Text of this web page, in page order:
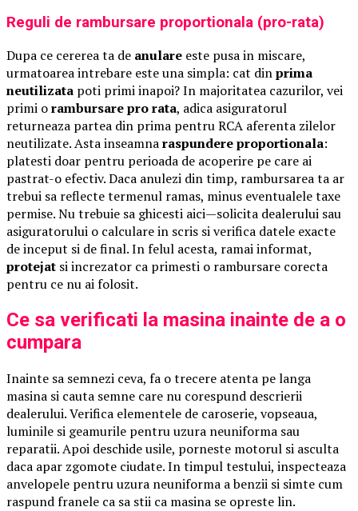
Reguli de rambursare proportionala (pro-rata)
Dupa ce cererea ta de anulare este pusa in miscare,
urmatoarea intrebare este una simpla: cat dinprima
neutilizata poti primi inapoi? In majoritatea cazurilor, vei
primi orambursare pro rata, adica asiguratorul
returneaza partea din prima pentru RCA aferenta zilelor
neutilizate. Asta inseamnaraspundere proportionala:
platesti doar pentru perioada de acoperire pe care ai
pastrat-o efectiv. Daca anulezi din timp, rambursarea ta ar
trebui sa reflecte termenul ramas, minus eventualele taxe
permise. Nu trebuie sa ghicesti aici—solicita dealerului sau
asiguratorului o calculare in scris si verifica datele exacte
de inceput si de final. In felul acesta, ramai informat,
protejat si increzator ca primesti o rambursare corecta
pentru ce nu ai folosit.
Ce sa verificati la masina inainte de a o
cumpara
Inainte sa semnezi ceva, fa o trecere atenta pe langa
masina si cauta semne care nu corespund descrierii
dealerului. Verifica elementele de caroserie, vopseaua,
luminile si geamurile pentru uzura neuniforma sau
reparatii. Apoi deschide usile, porneste motorul si asculta
daca apar zgomote ciudate. In timpul testului, inspecteaza
anvelopele pentru uzura neuniforma a benzii si simte cum
raspund franele ca sa stii ca masina se opreste lin.